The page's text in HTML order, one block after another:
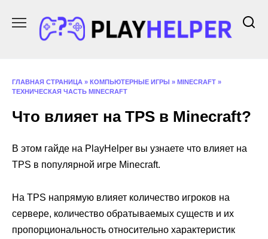
содержанию
ГЛАВНАЯ СТРАНИЦА » КОМПЬЮТЕРНЫЕ ИГРЫ » MINECRAFT »
ТЕХНИЧЕСКАЯ ЧАСТЬ MINECRAFT
Что влияет на TPS в Minecraft?
В этом гайде на PlayHelper вы узнаете что влияет на
TPS в популярной игре Minecraft.
На TPS напрямую влияет количество игроков на
сервере, количество обратываемых существ и их
пропорциональность относительно характеристик